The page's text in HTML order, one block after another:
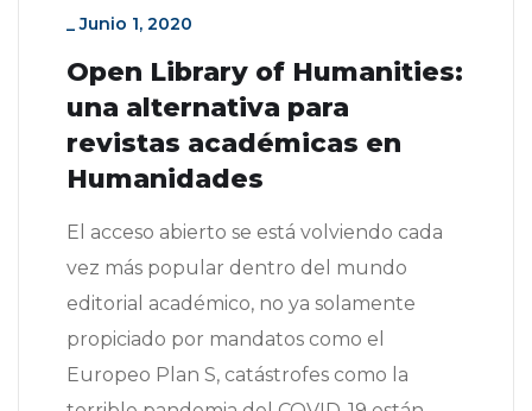
_Junio 1, 2020
Open Library of Humanities:
una alternativa para
revistas académicas en
Humanidades
El acceso abierto se está volviendo cada
vez más popular dentro del mundo
editorial académico, no ya solamente
propiciado por mandatos como el
Europeo Plan S, catástrofes como la